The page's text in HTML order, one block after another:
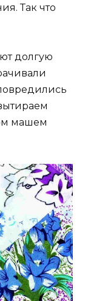
Так что
долгую
машем